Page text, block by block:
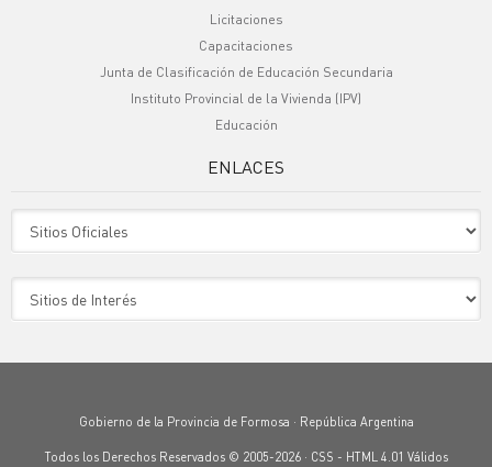
Licitaciones
Capacitaciones
Junta de Clasificación de Educación Secundaria
Instituto Provincial de la Vivienda (IPV)
Educación
ENLACES
Gobierno de la Provincia de Formosa · República Argentina
Todos los Derechos Reservados © 2005-2026 · CSS - HTML 4.01 Válidos